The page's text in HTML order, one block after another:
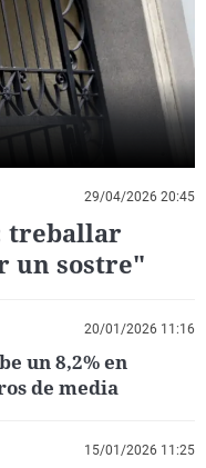
La rosa de los vientos
Gente viajera
Como el perro y el
Caso
Retornados
Equipo de
Operación Viuda
Extremadura
Galicia
La Rioja
Navarra
País Vasco
Virales
Televisión
Elecciones
29/04/2026 20:45
treballar
un sostre"
20/01/2026 11:16
un 8,2% en
de media
15/01/2026 11:25